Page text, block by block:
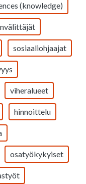
(knowledge)
sosiaaliohjaajat
viheralueet
hinnoittelu
osatyökykyiset